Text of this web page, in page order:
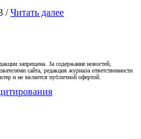
/Читать далее
запрещена. За содержание новостей,
сайта, редакция журнала ответственности
и не является публичной офертой.